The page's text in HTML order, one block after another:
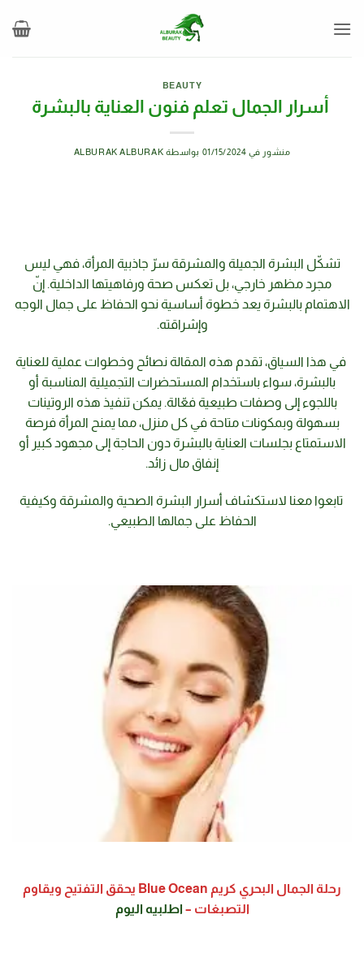
للمحتوى
BEAUTY
أسرار الجمال تعلم فنون العناية بالبشرة
منشور في 01/15/2024 بواسطة ALBURAK ALBURAK
تشكّل البشرة الجميلة والمشرقة سرّ جاذبية المرأة، فهي ليس
مجرد مظهر خارجي، بل تعكس صحة ورفاهيتها الداخلية. إنّ
الاهتمام بالبشرة يعد خطوة أساسية نحو الحفاظ على جمال الوجه
وإشراقته.
في هذا السياق، تقدم هذه المقالة نصائح وخطوات عملية للعناية
بالبشرة، سواء باستخدام المستحضرات التجميلية المناسبة أو
باللجوء إلى وصفات طبيعية فعّالة. يمكن تنفيذ هذه الروتينات
بسهولة وبمكونات متاحة في كل منزل، مما يمنح المرأة فرصة
الاستمتاع بجلسات العناية بالبشرة دون الحاجة إلى مجهود كبير أو
إنفاق مال زائد.
تابعوا معنا لاستكشاف أسرار البشرة الصحية والمشرقة وكيفية
الحفاظ على جمالها الطبيعي.
رحلة الجمال البحري كريم Blue Ocean يحقق التفتيح ويقاوم
التصبغات – اطلبيه اليوم